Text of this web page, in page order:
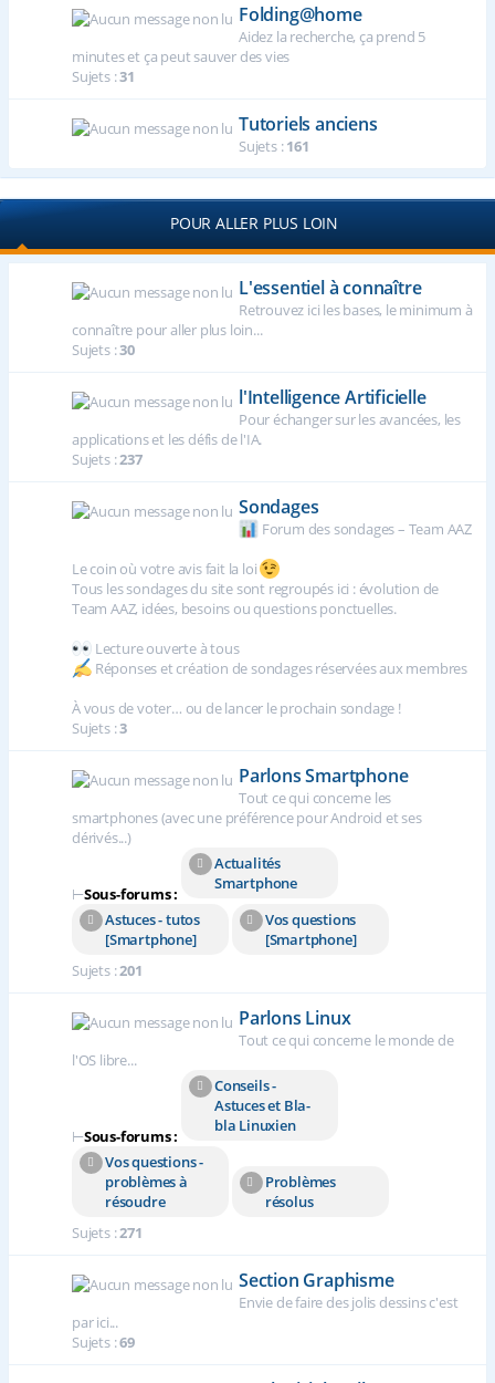
Folding@home
Aidez la recherche, ça prend 5
minutes et ça peut sauver des vies
Sujets :31
Tutoriels anciens
Sujets :161
POUR ALLER PLUS LOIN
L'essentiel à connaître
Retrouvez ici les bases, le minimum à
connaître pour aller plus loin...
Sujets :30
l'Intelligence Artificielle
Pour échanger sur les avancées, les
applications et les défis de l'IA.
Sujets :237
Sondages
Forum des sondages – Team AAZ
Le coin où votre avis fait la loi
Tous les sondages du site sont regroupés ici : évolution de
Team AAZ, idées, besoins ou questions ponctuelles.
Lecture ouverte à tous
Réponses et création de sondages réservées aux membres
À vous de voter… ou de lancer le prochain sondage !
Sujets :3
Parlons Smartphone
Tout ce qui concerne les
smartphones (avec une préférence pour Android et ses
dérivés...)
⊢Sous-forums :
Actualités
Smartphone
Astuces - tutos
[Smartphone]
Vos questions
[Smartphone]
Sujets :201
Parlons Linux
Tout ce qui concerne le monde de
l'OS libre...
⊢Sous-forums :
Conseils -
Astuces et Bla-
bla Linuxien
Vos questions -
problèmes à
résoudre
Problèmes
résolus
Sujets :271
Section Graphisme
Envie de faire des jolis dessins c'est
par ici...
Sujets :69